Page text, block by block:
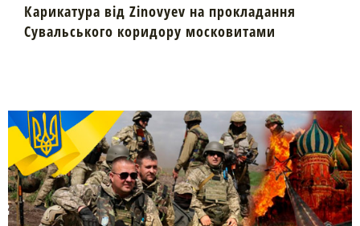
Карикатура від Zinovyev на прокладання
Сувальського коридору московитами